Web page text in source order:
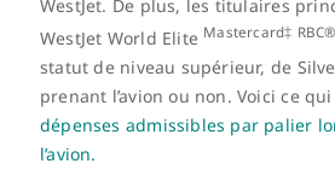
WestJet. De plus, les titulaires
WestJet World Elite Mastercard‡ RBC®
statut de niveau supérieur, de
prenant l’avion ou non. Voici ce
dépenses admissibles par palier
l’avion.